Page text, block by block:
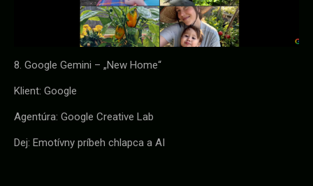
8. Google Gemini – „New Home“
Klient: Google
Agentúra: Google Creative Lab
Dej: Emotívny príbeh chlapca a AI